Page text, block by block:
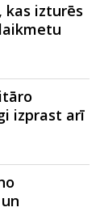
kas izturēs
izprast arī